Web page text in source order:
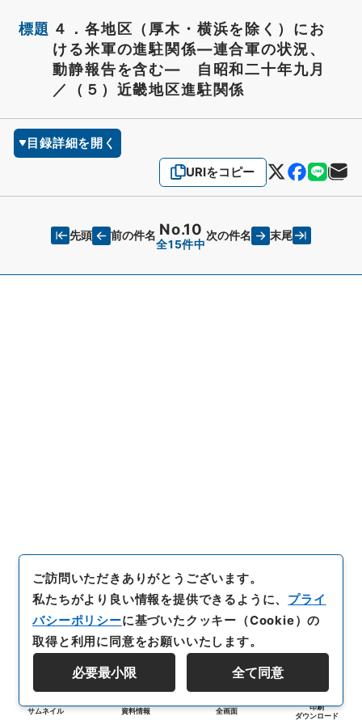
標題 ４．各地区（厚木・横浜を除く）にお
ける米軍の進駐関係―連合軍の状況、
動静報告を含む― 自昭和二十年九月
／（５）近畿地区進駐関係
目録詳細を開く
URIをコピー
先頭 前の件名 No.10
全15件中
次の件名 末尾
サムネイル 資料情報 全画面
印刷
ダウンロード
ご訪問いただきありがとうございます。
私たちがより良い情報を提供できるように、 プライ
バシーポリシーに基づいたクッキー（Cookie）の
取得と利用に同意をお願いいたします。
必要最小限 全て同意